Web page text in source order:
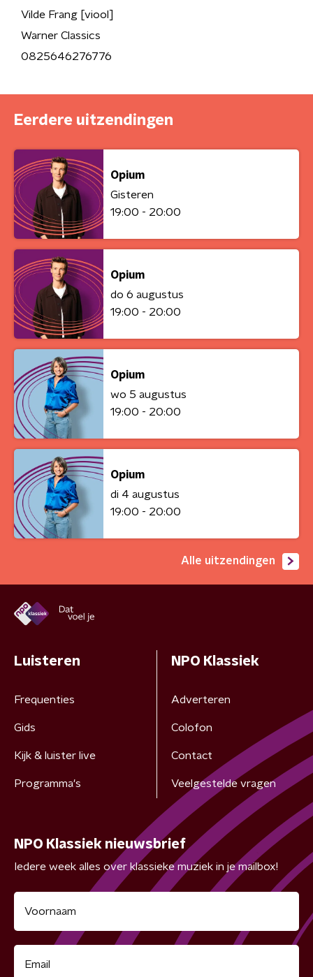
Vilde Frang [viool]
Warner Classics
0825646276776
Eerdere uitzendingen
Opium
Gisteren
19:00 - 20:00
Opium
do 6 augustus
19:00 - 20:00
Opium
wo 5 augustus
19:00 - 20:00
Opium
di 4 augustus
19:00 - 20:00
Alle uitzendingen
Luisteren
Frequenties
Gids
Kijk & luister live
Programma's
NPO Klassiek
Adverteren
Colofon
Contact
Veelgestelde vragen
NPO Klassiek nieuwsbrief
Iedere week alles over klassieke muziek in je mailbox!